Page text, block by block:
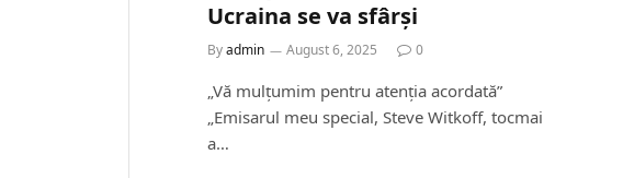
Ucraina se va sfârși
Byadmin August 6, 2025 0
„Vă mulțumim pentru atenția acordată”
„Emisarul meu special, Steve Witkoff, tocmai
a…